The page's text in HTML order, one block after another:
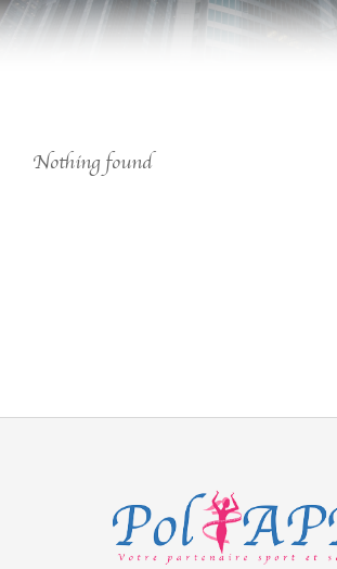
Nothing found